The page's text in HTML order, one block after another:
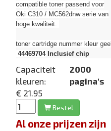
compatible toner passend voor
Oki C310 / MC562dnw serie van
hoge kwaliteit.
toner cartridge nummer kleur geel
44469704Inclusief chip
Capaciteit
kleuren:
2000
pagina's
€ 21.95
Bestel
Al onze prijzen zijn